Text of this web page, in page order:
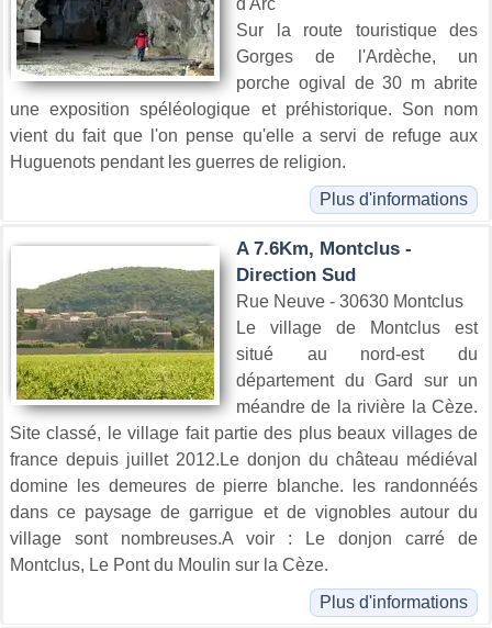
d'Arc
Sur la route touristique des
Gorges de l'Ardèche, un
porche ogival de 30 m abrite
une exposition spéléologique et préhistorique. Son nom
vient du fait que l'on pense qu'elle a servi de refuge aux
Huguenots pendant les guerres de religion.
Plus d'informations
A 7.6Km, Montclus -
Direction Sud
Rue Neuve - 30630 Montclus
Le village de Montclus est
situé au nord-est du
département du Gard sur un
méandre de la rivière la Cèze.
Site classé, le village fait partie des plus beaux villages de
france depuis juillet 2012.Le donjon du château médiéval
domine les demeures de pierre blanche. les randonnéés
dans ce paysage de garrigue et de vignobles autour du
village sont nombreuses.A voir : Le donjon carré de
Montclus, Le Pont du Moulin sur la Cèze.
Plus d'informations